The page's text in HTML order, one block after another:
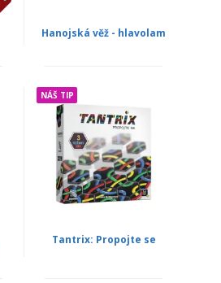
Hanojská věž - hlavolam
NÁŠ TIP
Tantrix: Propojte se